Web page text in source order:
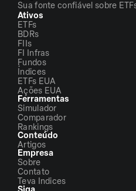
Sua fonte confiável sobre
Ativos
ETFs
BDRs
FIIs
FI Infras
Fundos
Índices
ETFs EUA
Ações EUA
Ferramentas
Simulador
Comparador
Rankings
Conteúdo
Artigos
Empresa
Sobre
Contato
Teva Indices